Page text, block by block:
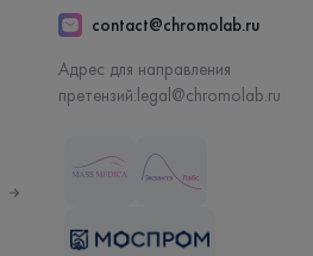
contact@chromolab.ru
Адрес для направления
претензий:legal@chromolab.ru